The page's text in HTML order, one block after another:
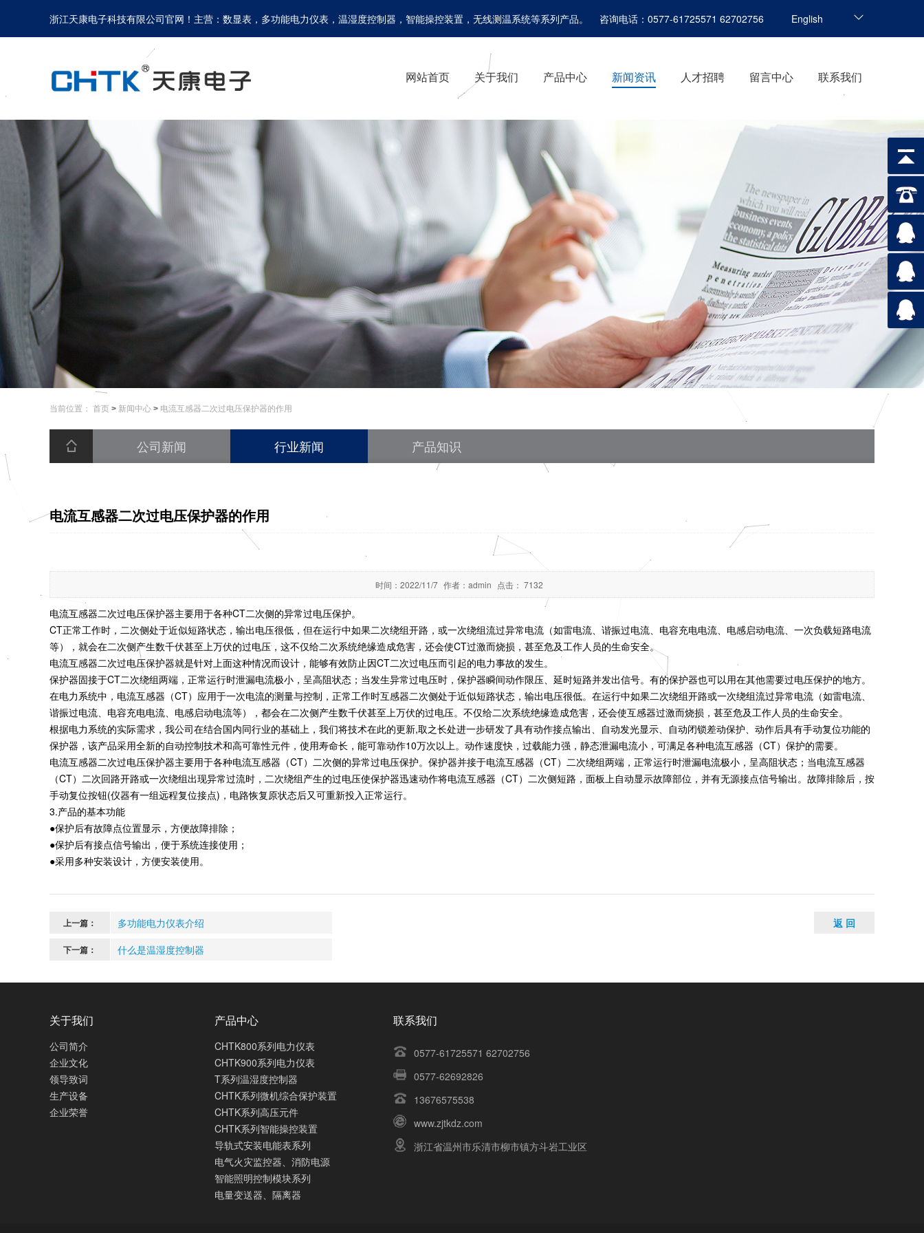
浙江天康电子科技有限公司官网！主营：数显表，多功能电力仪表，温湿度控制器，智能操控装置，无线测温系统等系列产品。 咨询电话：0577-61725571 62702756 English
网站首页 关于我们 产品中心 新闻资讯 人才招聘 留言中心 联系我们
当前位置： 首页 > 新闻中心 > 电流互感器二次过电压保护器的作用
公司新闻 行业新闻 产品知识
电流互感器二次过电压保护器的作用
时间： 2022/11/7 作者： admin 点击： 7132
电流互感器二次过电压保护器主要用于各种CT二次侧的异常过电压保护。
CT正常工作时，二次侧处于近似短路状态，输出电压很低，但在运行中如果二次绕组开路，或一次绕组流过异常电流（如雷电流、谐振过电流、电容充电电流、电感启动电流、一次负载短路电流
等），就会在二次侧产生数千伏甚至上万伏的过电压，这不仅给二次系统绝缘造成危害，还会使CT过激而烧损，甚至危及工作人员的生命安全。
电流互感器二次过电压保护器就是针对上面这种情况而设计，能够有效防止因CT二次过电压而引起的电力事故的发生。
保护器固接于CT二次绕组两端，正常运行时泄漏电流极小，呈高阻状态；当发生异常过电压时，保护器瞬间动作限压、延时短路并发出信号。有的保护器也可以用在其他需要过电压保护的地方。
在电力系统中，电流互感器（CT）应用于一次电流的测量与控制，正常工作时互感器二次侧处于近似短路状态，输出电压很低。在运行中如果二次绕组开路或一次绕组流过异常电流（如雷电流、
谐振过电流、电容充电电流、电感启动电流等），都会在二次侧产生数千伏甚至上万伏的过电压。不仅给二次系统绝缘造成危害，还会使互感器过激而烧损，甚至危及工作人员的生命安全。
根据电力系统的实际需求，我公司在结合国内同行业的基础上，我们将技术在此的更新,取之长处进一步研发了具有动作接点输出、自动发光显示、自动闭锁差动保护、动作后具有手动复位功能的
保护器，该产品采用全新的自动控制技术和高可靠性元件，使用寿命长，能可靠动作10万次以上。动作速度快，过载能力强，静态泄漏电流小，可满足各种电流互感器（CT）保护的需要。
电流互感器二次过电压保护器主要用于各种电流互感器（CT）二次侧的异常过电压保护。保护器并接于电流互感器（CT）二次绕组两端，正常运行时泄漏电流极小，呈高阻状态；当电流互感器
（CT）二次回路开路或一次绕组出现异常过流时，二次绕组产生的过电压使保护器迅速动作将电流互感器（CT）二次侧短路，面板上自动显示故障部位，并有无源接点信号输出。故障排除后，按
手动复位按钮(仪器有一组远程复位接点)，电路恢复原状态后又可重新投入正常运行。
3.产品的基本功能
●保护后有故障点位置显示，方便故障排除；
●保护后有接点信号输出，便于系统连接使用；
●采用多种安装设计，方便安装使用。
上一篇： 多功能电力仪表介绍
下一篇： 什么是温湿度控制器
返 回
关于我们
公司简介
企业文化
领导致词
生产设备
企业荣誉
产品中心
CHTK800系列电力仪表
CHTK900系列电力仪表
T系列温湿度控制器
CHTK系列微机综合保护装置
CHTK系列高压元件
CHTK系列智能操控装置
导轨式安装电能表系列
电气火灾监控器、消防电源
智能照明控制模块系列
电量变送器、隔离器
联系我们
0577-61725571 62702756
0577-62692826
13676575538
www.zjtkdz.com
浙江省温州市乐清市柳市镇方斗岩工业区